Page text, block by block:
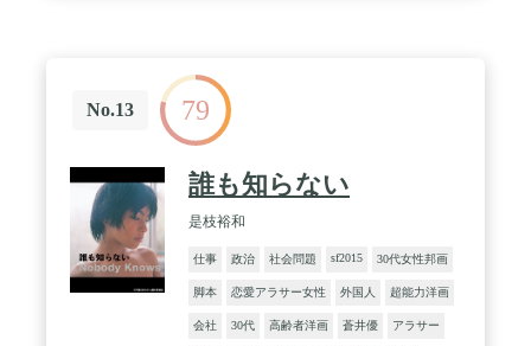
No.13 79
誰も知らない
是枝裕和
仕事 政治 社会問題 sf2015 30代女性邦画
脚本 恋愛アラサー女性 外国人 超能力洋画
会社 30代 高齢者洋画 蒼井優 アラサー